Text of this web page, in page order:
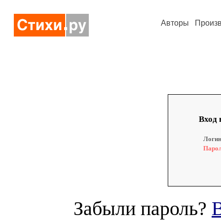
Авторы
Вход
Забыли пароль?